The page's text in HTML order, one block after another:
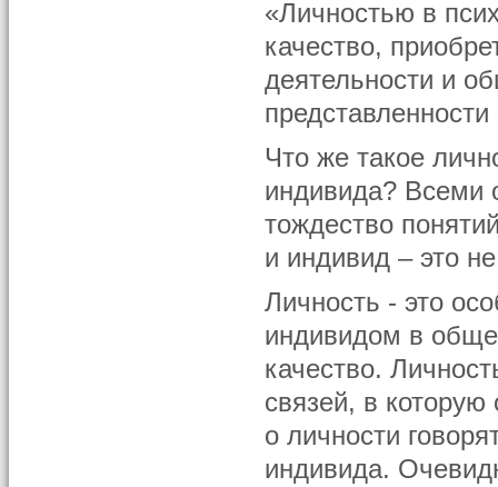
«Личностью в
качество,
деятельности и
Что же такое
индивида? Всеми
тождество
и индивид – это
Личность - это
индивидом в
качество.
связей, в
о личности
индивида.